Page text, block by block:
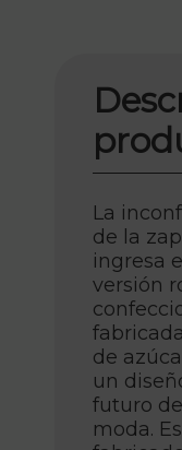
La
de la
ingresa
versión
de
un
futuro
moda.